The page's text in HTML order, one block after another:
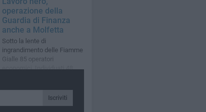
operazione della
Guardia di Finanza
anche a Molfetta
Sotto la lente di
ingrandimento delle Fiamme
Gialle 85 operatori
economici. Individuati 48
Iscriviti